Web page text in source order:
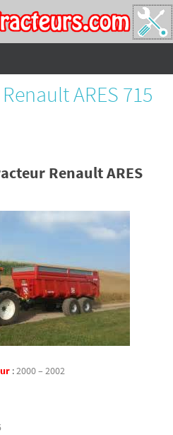
ARES 715
Renault ARES
:2000 – 2002